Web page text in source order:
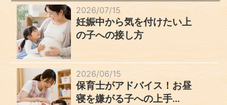
2026/07/15
妊娠中から気を付けたい上
の子への接し方
2026/06/15
保育士がアドバイス！お昼
寝を嫌がる子への上手…